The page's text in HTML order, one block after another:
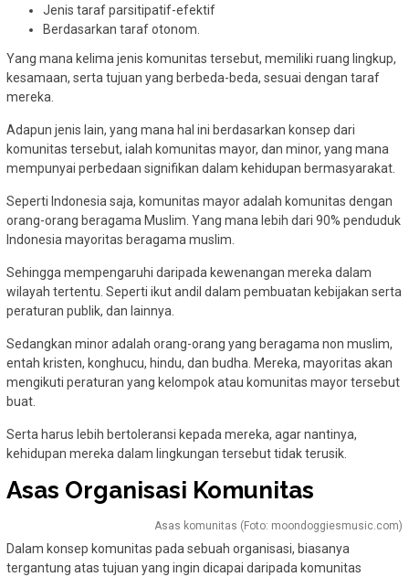
Jenis taraf parsitipatif-efektif
Berdasarkan taraf otonom.
Yang mana kelima jenis komunitas tersebut, memiliki ruang lingkup,
kesamaan, serta tujuan yang berbeda-beda, sesuai dengan taraf
mereka.
Adapun jenis lain, yang mana hal ini berdasarkan konsep dari
komunitas tersebut, ialah komunitas mayor, dan minor, yang mana
mempunyai perbedaan signifikan dalam kehidupan bermasyarakat.
Seperti Indonesia saja, komunitas mayor adalah komunitas dengan
orang-orang beragama Muslim. Yang mana lebih dari 90% penduduk
Indonesia mayoritas beragama muslim.
Sehingga mempengaruhi daripada kewenangan mereka dalam
wilayah tertentu. Seperti ikut andil dalam pembuatan kebijakan serta
peraturan publik, dan lainnya.
Sedangkan minor adalah orang-orang yang beragama non muslim,
entah kristen, konghucu, hindu, dan budha. Mereka, mayoritas akan
mengikuti peraturan yang kelompok atau komunitas mayor tersebut
buat.
Serta harus lebih bertoleransi kepada mereka, agar nantinya,
kehidupan mereka dalam lingkungan tersebut tidak terusik.
Asas Organisasi Komunitas
Asas komunitas (Foto: moondoggiesmusic.com)
Dalam konsep komunitas pada sebuah organisasi, biasanya
tergantung atas tujuan yang ingin dicapai daripada komunitas